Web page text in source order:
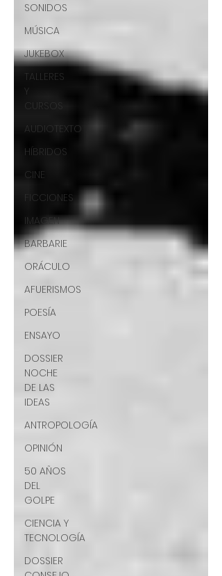
SONIDOS
MÚSICA
JUKEBOX
TALLERES
Y
CURSOS
AUDIOTEXTO
HÍBRIDOS
CINE
FICCIONES
IMAGEN
BARBARIE
ORÁCULO
AFUERISMOS
POESÍA
ENSAYO
DOSSIER
NOCHE
DE LAS
IDEAS
ANTROPOLOGÍA
OPINIÓN
50 AÑOS
DEL
GOLPE
CIENCIA Y
TECNOLOGÍA
DOSSIER